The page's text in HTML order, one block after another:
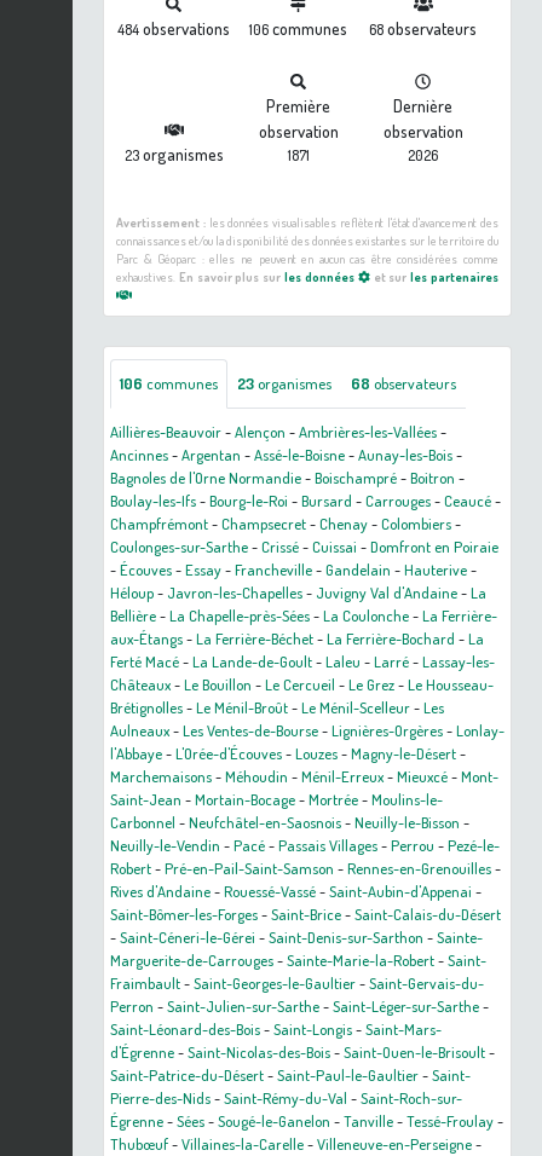
484observations 106communes 68observateurs
23organismes
Première
observation
1871
Dernière
observation
2026
Avertissement :les données visualisables reflètent l'état d'avancement des
connaissances et/ou la disponibilité des données existantes sur le territoire du
Parc & Géoparc : elles ne peuvent en aucun cas être considérées comme
exhaustives. En savoir plus sur les données et surles partenaires
106 communes 23organismes 68 observateurs
Aillières-Beauvoir-Alençon -Ambrières-les-Vallées-
Ancinnes-Argentan -Assé-le-Boisne-Aunay-les-Bois-
Bagnoles de l'Orne Normandie-Boischampré-Boitron -
Boulay-les-Ifs-Bourg-le-Roi -Bursard -Carrouges-Ceaucé-
Champfrémont-Champsecret-Chenay-Colombiers-
Coulonges-sur-Sarthe-Crissé-Cuissai -Domfront en Poiraie
-Écouves-Essay-Francheville-Gandelain -Hauterive-
Héloup- Javron-les-Chapelles- Juvigny Val d'Andaine-La
Bellière-La Chapelle-près-Sées-La Coulonche-La Ferrière-
aux-Étangs-La Ferrière-Béchet-La Ferrière-Bochard -La
Ferté Macé-La Lande-de-Goult-Laleu -Larré-Lassay-les-
Châteaux-Le Bouillon -Le Cercueil -Le Grez-Le Housseau-
Brétignolles-Le Ménil-Broût-Le Ménil-Scelleur-Les
Aulneaux-Les Ventes-de-Bourse-Lignières-Orgères-Lonlay-
l'Abbaye-L'Orée-d'Écouves-Louzes-Magny-le-Désert-
Marchemaisons-Méhoudin -Ménil-Erreux-Mieuxcé-Mont-
Saint-Jean -Mortain-Bocage-Mortrée-Moulins-le-
Carbonnel -Neufchâtel-en-Saosnois-Neuilly-le-Bisson -
Neuilly-le-Vendin -Pacé-Passais Villages-Perrou -Pezé-le-
Robert-Pré-en-Pail-Saint-Samson -Rennes-en-Grenouilles-
Rives d'Andaine-Rouessé-Vassé-Saint-Aubin-d'Appenai -
Saint-Bômer-les-Forges-Saint-Brice-Saint-Calais-du-Désert
-Saint-Céneri-le-Gérei -Saint-Denis-sur-Sarthon -Sainte-
Marguerite-de-Carrouges-Sainte-Marie-la-Robert-Saint-
Fraimbault-Saint-Georges-le-Gaultier-Saint-Gervais-du-
Perron -Saint-Julien-sur-Sarthe-Saint-Léger-sur-Sarthe-
Saint-Léonard-des-Bois-Saint-Longis-Saint-Mars-
d'Égrenne-Saint-Nicolas-des-Bois-Saint-Ouen-le-Brisoult-
Saint-Patrice-du-Désert-Saint-Paul-le-Gaultier-Saint-
Pierre-des-Nids-Saint-Rémy-du-Val -Saint-Roch-sur-
Égrenne-Sées-Sougé-le-Ganelon -Tanville-Tessé-Froulay-
Thubœuf-Villaines-la-Carelle-Villeneuve-en-Perseigne-